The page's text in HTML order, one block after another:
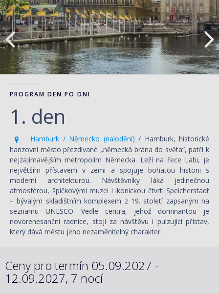
PROGRAM DEN PO DNI
1. den
Hamburk / Německo (nalodění)/ Hamburk, historické
hanzovní město přezdívané „německá brána do světa“, patří k
nejzajímavějším metropolím Německa. Leží na řece Labi, je
největším přístavem v zemi a spojuje bohatou historii s
moderní architekturou. Návštěvníky láká jedinečnou
atmosférou, špičkovými muzei i ikonickou čtvrtí Speicherstadt
– bývalým skladištním komplexem z 19. století zapsaným na
seznamu UNESCO. Vedle centra, jehož dominantou je
novorenesanční radnice, stojí za návštěvu i pulzující přístav,
který dává městu jeho nezaměnitelný charakter.
Ceny pro termín 05.09.2027 -
12.09.2027, 7 nocí